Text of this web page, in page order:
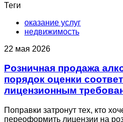
Теги
оказание услуг
недвижимость
22 мая 2026
Розничная продажа
порядок оценки
лицензионным
Поправки затронут тех, кто
переоформить лицензии на